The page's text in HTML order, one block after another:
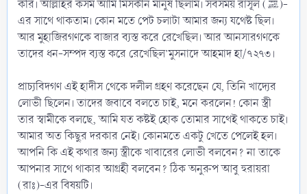
করি। আল্লাহর কসম আমি মিসকীন মানুষ ছিলাম। সবসময় রাসূল (ﷺ)-
এর সাথে থাকতাম। কোন মতে পেট চলাটা আমার জন্য যথেষ্ট ছিল।
আর মুহাজিরগণকে বাজার ব্যস্ত করে রেখেছিল। আর আনসারগণকে
তাদের ধন-সম্পদ ব্যস্ত করে রেখেছিল’মুসনাদে আহমাদ হা/৭২৭৩।
প্রাচ্যবিদগণ এই হাদীস থেকে দলীল গ্রহণ করেছেন যে, তিনি খাদ্যের
লোভী ছিলেন। তাদের জবাবে বলতে চাই, মনে করলেন! কোন স্ত্রী
তার স্বামীকে বলছে, আমি যত কষ্টই হোক তোমার সাথেই থাকতে চাই।
আমার অত কিছুর দরকার নেই। কোনমতে একটু খেতে পেলেই হল।
আপনি কি এই কথার জন্য স্ত্রীকে খাবারের লোভী বলবেন? না তাকে
আপনার সাথে থাকার আগ্রহী বলবেন? ঠিক অনুরুপ আবু হুরায়রা
(রাঃ)-এর বিষয়টি।